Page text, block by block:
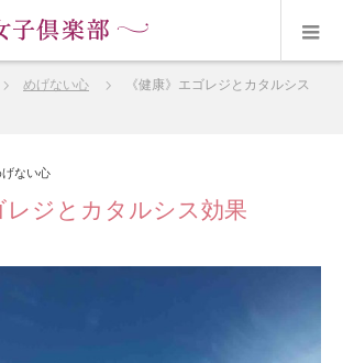
めげない心
《健康》エゴレジとカタルシス
げない心
レジとカタルシス効果